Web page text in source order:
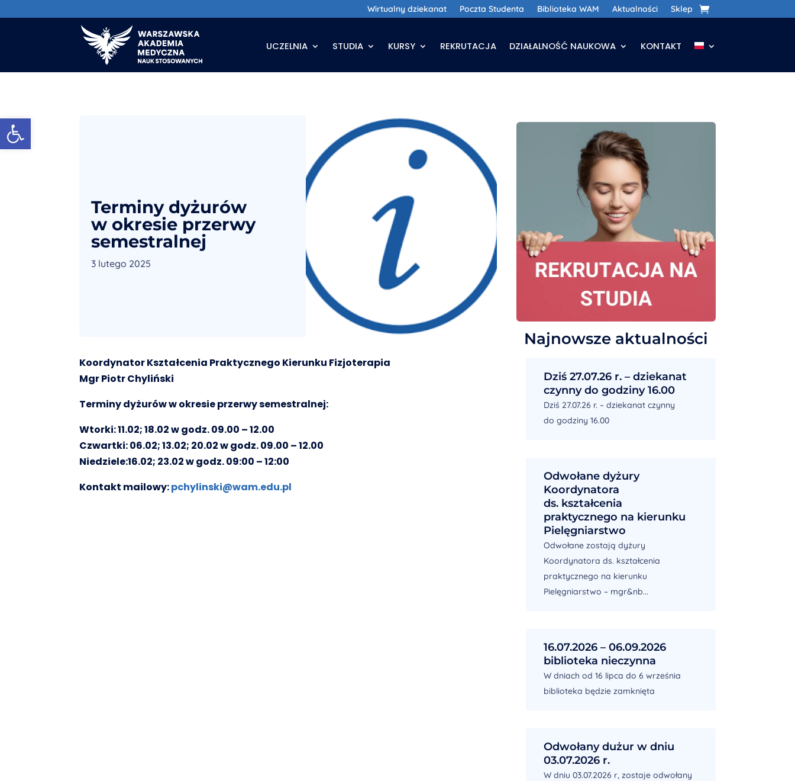
Wirtualny dziekanat Poczta Studenta Biblioteka WAM Aktualności Sklep
UCZELNIA STUDIA KURSY REKRUTACJA DZIAŁALNOŚĆ NAUKOWA KONTAKT
Terminy dyżurów
w okresie przerwy
semestralnej
3 lutego 2025
Koordynator Kształcenia Praktycznego Kierunku Fizjoterapia
Mgr Piotr Chyliński
Terminy dyżurów w okresie przerwy semestralnej:
Wtorki: 11.02; 18.02 w godz. 09.00 – 12.00
Czwartki: 06.02; 13.02; 20.02 w godz. 09.00 – 12.00
Niedziele:16.02; 23.02 w godz. 09:00 – 12:00
Kontakt mailowy:pchylinski@wam.edu.pl
Najnowsze aktualności
Dziś 27.07.26 r. – dziekanat
czynny do godziny 16.00
Dziś 27.07.26 r. – dziekanat czynny
do godziny 16.00
Odwołane dyżury
Koordynatora
ds. kształcenia
praktycznego na kierunku
Pielęgniarstwo
Odwołane zostają dyżury
Koordynatora ds. kształcenia
praktycznego na kierunku
Pielęgniarstwo – mgr&nb...
16.07.2026 – 06.09.2026
biblioteka nieczynna
W dniach od 16 lipca do 6 września
biblioteka będzie zamknięta
Odwołany dużur w dniu
03.07.2026 r.
W dniu 03.07.2026 r, zostaje odwołany
Otwórz pasek narzędzi